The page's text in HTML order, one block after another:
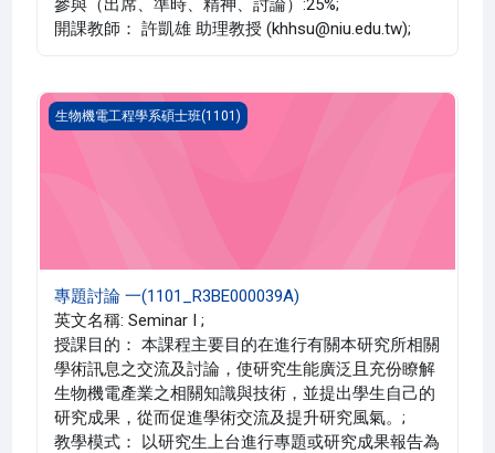
參與（出席、準時、精神、討論）:25%;
開課教師： 許凱雄 助理教授 (khhsu@niu.edu.tw);
專題討論 一(1101_R3BE000039A)
生物機電工程學系碩士班(1101)
專題討論 一(1101_R3BE000039A)
英文名稱: Seminar I ;
授課目的： 本課程主要目的在進行有關本研究所相關
學術訊息之交流及討論，使研究生能廣泛且充份瞭解
生物機電產業之相關知識與技術，並提出學生自己的
研究成果，從而促進學術交流及提升研究風氣。;
教學模式： 以研究生上台進行專題或研究成果報告為